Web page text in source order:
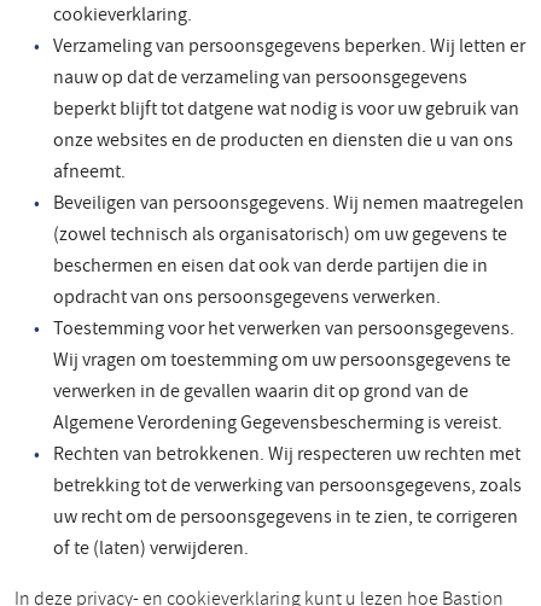
cookieverklaring.
Verzameling van persoonsgegevens beperken. Wij letten er
nauw op dat de verzameling van persoonsgegevens
beperkt blijft tot datgene wat nodig is voor uw gebruik van
onze websites en de producten en diensten die u van ons
afneemt.
Beveiligen van persoonsgegevens. Wij nemen maatregelen
(zowel technisch als organisatorisch) om uw gegevens te
beschermen en eisen dat ook van derde partijen die in
opdracht van ons persoonsgegevens verwerken.
Toestemming voor het verwerken van persoonsgegevens.
Wij vragen om toestemming om uw persoonsgegevens te
verwerken in de gevallen waarin dit op grond van de
Algemene Verordening Gegevensbescherming is vereist.
Rechten van betrokkenen. Wij respecteren uw rechten met
betrekking tot de verwerking van persoonsgegevens, zoals
uw recht om de persoonsgegevens in te zien, te corrigeren
of te (laten) verwijderen.
In deze privacy- en cookieverklaring kunt u lezen hoe Bastion